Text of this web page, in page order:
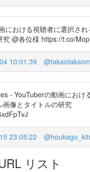
における視聴者に選択さ
究 @各位様 https://t.co/
10:01:39
- YouTuberの動画におけ
画像とタイトルの研究
23:05:22
リスト